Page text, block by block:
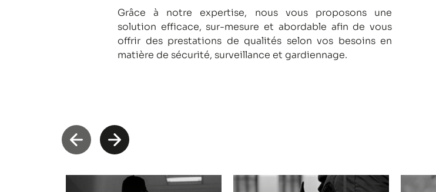
Grâce à notre expertise, nous vous proposons une
solution efficace, sur-mesure et abordable afin de vous
offrir des prestations de qualités selon vos besoins en
matière de sécurité, surveillance et gardiennage.